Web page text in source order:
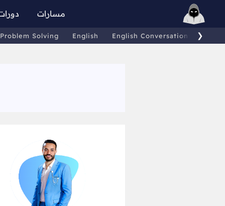
مسارات
Problem Solving English English Conversations ❯